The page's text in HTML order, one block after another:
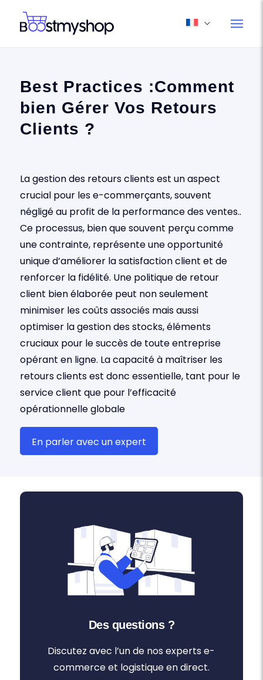
Best Practices :Comment
bien Gérer Vos Retours
Clients ?
La gestion des retours clients est un aspect
crucial pour les e-commerçants, souvent
négligé au profit de la performance des ventes..
Ce processus, bien que souvent perçu comme
une contrainte, représente une opportunité
unique d’améliorer la satisfaction client et de
renforcer la fidélité. Une politique de retour
client bien élaborée peut non seulement
minimiser les coûts associés mais aussi
optimiser la gestion des stocks, éléments
cruciaux pour le succès de toute entreprise
opérant en ligne. La capacité à maîtriser les
retours clients est donc essentielle, tant pour le
service client que pour l’efficacité
opérationnelle globale
En parler avec un expert
Des questions ?
Discutez avec l’un de nos experts e-
commerce et logistique en direct.